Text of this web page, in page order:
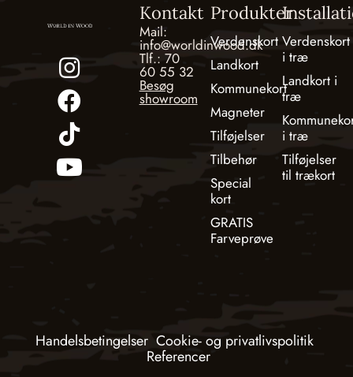
Kontakt
Mail:
info@worldinwood.dk
Tlf.: 70
60 55 32
Besøg
showroom
Produkter
Verdenskort
Landkort
Kommunekort
Magneter
Tilføjelser
Tilbehør
Special
kort
GRATIS
Farveprøve
Verdenskort
i træ
Landkort i
træ
i træ
Tilføjelser
til trækort
Handelsbetingelser Cookie- og privatlivspolitik
Referencer